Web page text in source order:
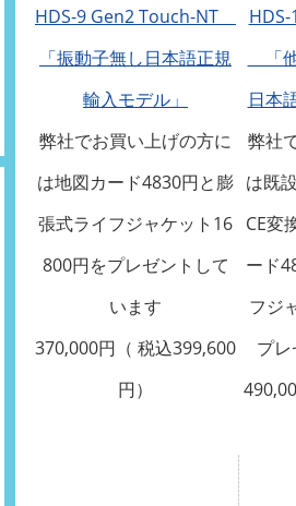
HDS-9 Gen2 Touch-NT
「振動子無し日本語正規
輸入モデル」
弊社でお買い上げの方に
は地図カード4830円と膨
張式ライフジャケット16
800円をプレゼントして
います
370,000円（ 税込399,600
円）
「
日本
弊社
は既
CE変
ード
フジ
プ